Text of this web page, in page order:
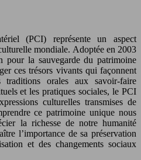
(PCI) représente un aspect
mondiale. Adoptée en 2003
pour la sauvegarde du patrimoine
ces trésors vivants qui façonnent
orales aux savoir-faire
et les pratiques sociales, le PCI
culturelles transmises de
ce patrimoine unique nous
la richesse de notre humanité
l’importance de sa préservation
et des changements sociaux